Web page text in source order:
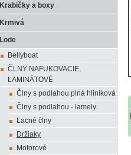
Krabičky a boxy
Krmivá
Lode
Bellyboat
ČLNY NAFUKOVACIE,
LAMINÁTOVÉ
Člny s podlahou plná hliníková
Člny s podlahou - lamely
Lacné člny
Držiaky
Motorové